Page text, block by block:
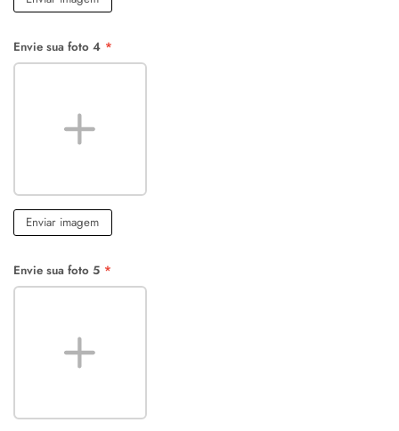
Envie sua foto 4 *
Enviar imagem
Envie sua foto 5 *